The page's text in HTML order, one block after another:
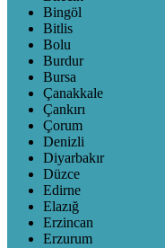
Bingöl
Bitlis
Bolu
Burdur
Bursa
Çanakkale
Çankırı
Çorum
Denizli
Diyarbakır
Düzce
Edirne
Elazığ
Erzincan
Erzurum